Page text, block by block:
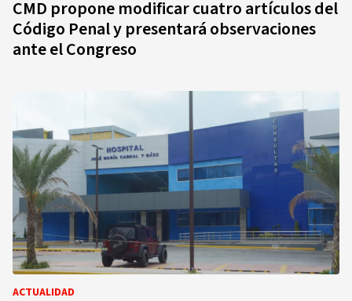
CMD propone modificar cuatro artículos del
Código Penal y presentará observaciones
ante el Congreso
ACTUALIDAD